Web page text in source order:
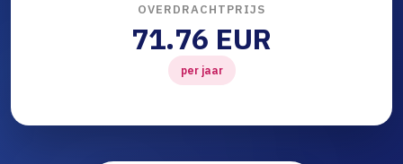
OVERDRACHTPRIJS
71.76 EUR
per jaar